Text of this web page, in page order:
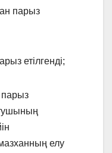
парыз
етілгенді;
парыз
елу